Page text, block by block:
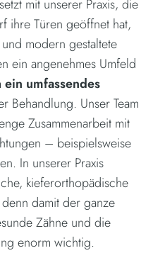
mit unserer Praxis, die
ihre Türen geöffnet hat,
modern gestaltete
ein angenehmes Umfeld
ein umfassendes
Behandlung. Unser Team
Zusammenarbeit mit
– beispielsweise
In unserer Praxis
kieferorthopädische
damit der ganze
Zähne und die
enorm wichtig.